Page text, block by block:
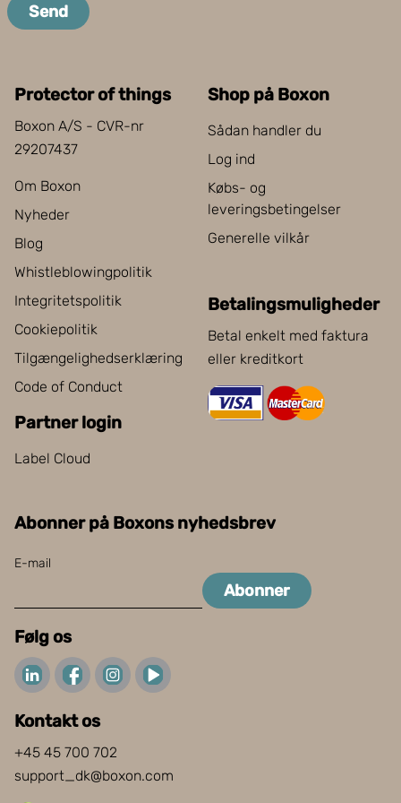
Send
Protector of things
Boxon A/S - CVR-nr
29207437
Om Boxon
Nyheder
Blog
Whistleblowingpolitik
Integritetspolitik
Cookiepolitik
Tilgængelighedserklæring
Code of Conduct
Partner login
Label Cloud
Shop på Boxon
Sådan handler du
Log ind
Købs- og
leveringsbetingelser
Generelle vilkår
Betalingsmuligheder
Betal enkelt med faktura
eller kreditkort
Abonner på Boxons nyhedsbrev
E-mail
Abonner
Følg os
Kontakt os
+45 45 700 702
support_dk@boxon.com